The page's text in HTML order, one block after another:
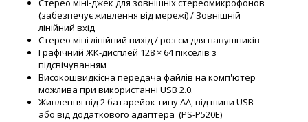
Стерео міні-джек для зовнішніх стереомикрофонов
(забезпечує живлення від мережі) / Зовнішній
лінійний вхід
Стерео міні лінійний вихід / роз'єм для навушників
Графічний ЖК-дисплей 128 × 64 пікселів з
підсвічуванням
Високошвидкісна передача файлів на комп'ютер
можлива при використанні USB 2.0.
Живлення від 2 батарейок типу АА, від шини USB
або від додаткового адаптера (PS-P520E)